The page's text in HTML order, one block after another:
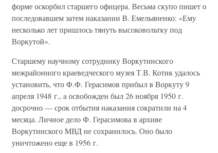
форме оскорбил старшего офицера. Весьма скупо пишет о
последовавшем затем наказании В. Емельяненко: «Ему
несколько лет пришлось тянуть высоковольтку под
Воркутой».
Старшему научному сотруднику Воркутинского
межрайонного краеведческого музея Т.В. Котик удалось
установить, что Ф.Ф. Герасимов прибыл в Воркуту 9
апреля 1948 г., а освобожден был 26 ноября 1950 г.
досрочно — срок отбытия наказания сократили на 4
месяца. Личное дело Ф. Герасимова в архиве
Воркутинского МВД не сохранилось. Оно было
уничтожено еще в 1956 г.